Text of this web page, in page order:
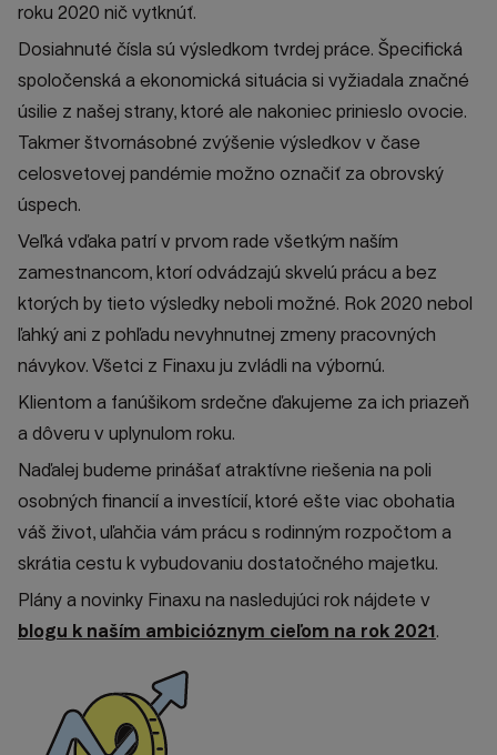
roku 2020 nič vytknúť.
Dosiahnuté čísla sú výsledkom tvrdej práce. Špecifická
spoločenská a ekonomická situácia si vyžiadala značné
úsilie z našej strany, ktoré ale nakoniec prinieslo ovocie.
Takmer štvornásobné zvýšenie výsledkov v čase
celosvetovej pandémie možno označiť za obrovský
úspech.
Veľká vďaka patrí v prvom rade všetkým naším
zamestnancom, ktorí odvádzajú skvelú prácu a bez
ktorých by tieto výsledky neboli možné. Rok 2020 nebol
ľahký ani z pohľadu nevyhnutnej zmeny pracovných
návykov. Všetci z Finaxu ju zvládli na výbornú.
Klientom a fanúšikom srdečne ďakujeme za ich priazeň
a dôveru v uplynulom roku.
Naďalej budeme prinášať atraktívne riešenia na poli
osobných financií a investícií, ktoré ešte viac obohatia
váš život, uľahčia vám prácu s rodinným rozpočtom a
skrátia cestu k vybudovaniu dostatočného majetku.
Plány a novinky Finaxu na nasledujúci rok nájdete v
blogu k naším ambicióznym cieľom na rok 2021.